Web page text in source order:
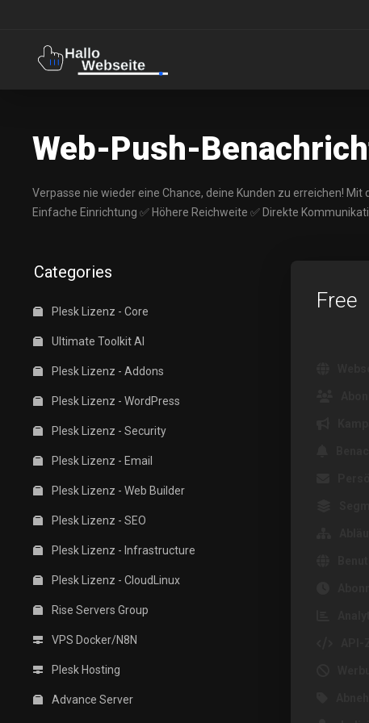
Web-Push-
Verpasse nie wieder eine Chance, deine Kunden zu erreichen!
Einfache Einrichtung ✅ Höhere Reichweite ✅ Direkte
Categories
Plesk Lizenz - Core
Ultimate Toolkit AI
Plesk Lizenz - Addons
Plesk Lizenz - WordPress
Plesk Lizenz - Security
Plesk Lizenz - Email
Plesk Lizenz - Web Builder
Plesk Lizenz - SEO
Plesk Lizenz - Infrastructure
Plesk Lizenz - CloudLinux
Rise Servers Group
VPS Docker/N8N
Plesk Hosting
Advance Server
Free